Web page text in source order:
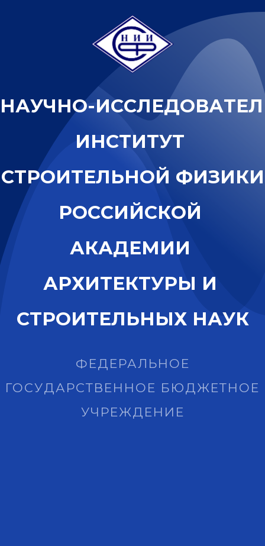
НАУЧНО-ИССЛЕДОВАТЕЛ
ИНСТИТУТ
СТРОИТЕЛЬНОЙ ФИЗИКИ
РОССИЙСКОЙ
АКАДЕМИИ
АРХИТЕКТУРЫ И
СТРОИТЕЛЬНЫХ НАУК
ФЕДЕРАЛЬНОЕ
ГОСУДАРСТВЕННОЕ БЮДЖЕТНОЕ
УЧРЕЖДЕНИЕ